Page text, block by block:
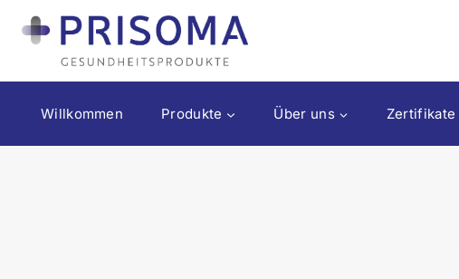
Willkommen Produkte Über uns Zertifikate